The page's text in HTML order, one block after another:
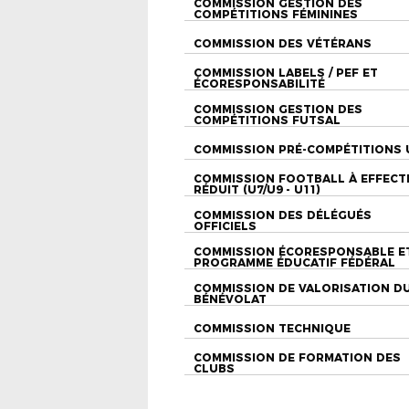
COMMISSION GESTION DES
COMPÉTITIONS FÉMININES
COMMISSION DES VÉTÉRANS
COMMISSION LABELS / PEF ET
ÉCORESPONSABILITÉ
COMMISSION GESTION DES
COMPÉTITIONS FUTSAL
COMMISSION PRÉ-COMPÉTITIONS
COMMISSION FOOTBALL À
RÉDUIT (U7/U9 - U11)
COMMISSION DES DÉLÉGUÉS
OFFICIELS
COMMISSION ÉCORESPONSABLE
PROGRAMME ÉDUCATIF FÉDÉRAL
COMMISSION DE VALORISATION
BÉNÉVOLAT
COMMISSION TECHNIQUE
COMMISSION DE FORMATION DES
CLUBS